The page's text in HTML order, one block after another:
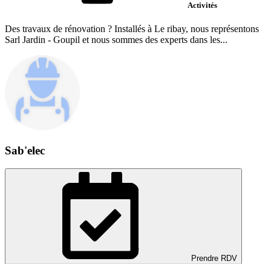
Activités
Des travaux de rénovation ? Installés à Le ribay, nous représentons
Sarl Jardin - Goupil et nous sommes des experts dans les...
Sab'elec
Prendre RDV